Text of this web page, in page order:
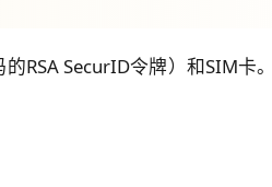
SecurID令牌）和SIM卡